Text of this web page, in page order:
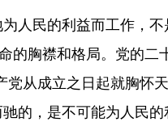
民的利益而工作，
的胸襟和格局。党的
从成立之日起就胸
的，是不可能为人民